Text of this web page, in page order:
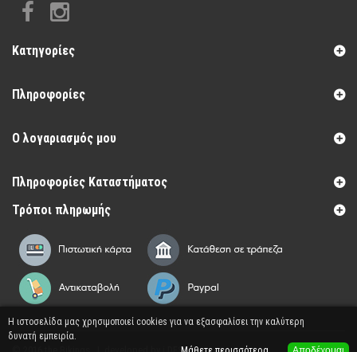
Κατηγορίες
Πληροφορίες
Ο λογαριασμός μου
Πληροφορίες Καταστήματος
Τρόποι πληρωμής
Η ιστοσελίδα μας χρησιμοποιεί cookies για να εξασφαλίσει την καλύτερη
δυνατή εμπειρία.